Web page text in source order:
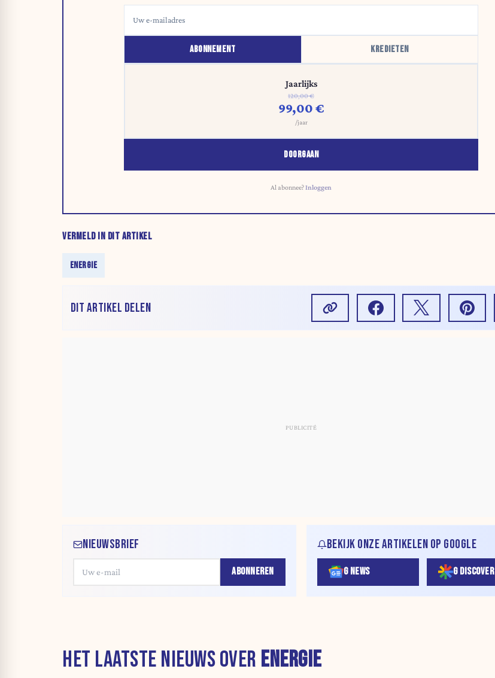
ABONNEMENT KREDIETEN
Jaarlijks
120,00 €
99,00 €
/jaar
DOORGAAN
Al abonnee?Inloggen
VERMELD IN DIT ARTIKEL
ENERGIE
DIT ARTIKEL DELEN
NIEUWSBRIEF
ABONNEREN
BEKIJK ONZE ARTIKELEN OP GOOGLE
G NEWS G DISCOVER
HET LAATSTE NIEUWS OVER ENERGIE